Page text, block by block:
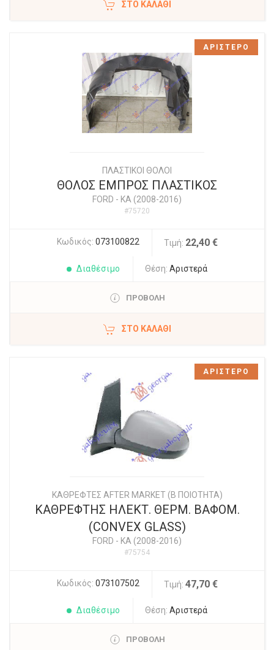
ΣΤΟ ΚΑΛΆΘΙ
ΠΛΑΣΤΙΚΟΙ ΘΟΛΟΙ
ΘΟΛΟΣ ΕΜΠΡΟΣ ΠΛΑΣΤΙΚΟΣ
FORD - KA (2008-2016)
#75720
Κωδικός: 073100822 Τιμή: 22,40 €
Διαθέσιμο Θέση: Αριστερά
ΠΡΟΒΟΛΗ
ΣΤΟ ΚΑΛΆΘΙ
ΑΡΙΣΤΕΡΟ
ΚΑΘΡΕΦΤΕΣ AFTER MARKET (Β ΠΟΙΟΤΗΤΑ)
ΚΑΘΡΕΦΤΗΣ ΗΛΕΚΤ. ΘΕΡΜ. ΒΑΦΟΜ.
(CONVEX GLASS)
FORD - KA (2008-2016)
#75754
Κωδικός: 073107502 Τιμή: 47,70 €
Διαθέσιμο Θέση: Αριστερά
ΠΡΟΒΟΛΗ
ΑΡΙΣΤΕΡΟ